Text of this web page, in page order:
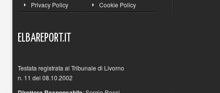
Privacy Policy Cookie Policy
ELBAREPORT.IT
Testata registrata al Tribunale di Livorno
n. 11 del 08.10.2002